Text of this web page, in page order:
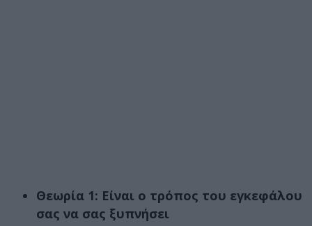
Θεωρία 1: Είναι ο τρόπος του εγκεφάλου
σας να σας ξυπνήσει